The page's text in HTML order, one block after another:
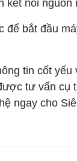
kết nối nguồn
để bắt đầu
tin cốt yếu
tư vấn cụ
ngay cho